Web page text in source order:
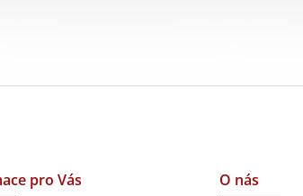
pro Vás O nás